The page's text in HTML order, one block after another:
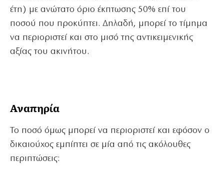
έτη) με ανώτατο όριο έκπτωσης 50% επί του
ποσού που προκύπτει. Δηλαδή, μπορεί το τίμημα
να περιοριστεί και στο μισό της αντικειμενικής
αξίας του ακινήτου.
Αναπηρία
Το ποσό όμως μπορεί να περιοριστεί και εφόσον ο
δικαιούχος εμπίπτει σε μία από τις ακόλουθες
περιπτώσεις: